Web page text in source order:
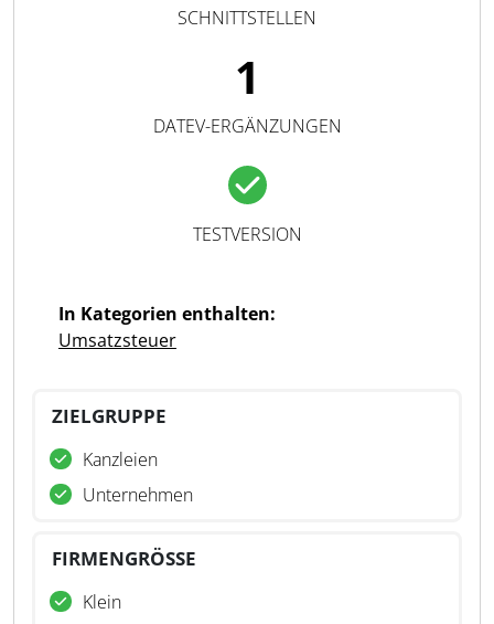
SCHNITTSTELLEN
1
DATEV-ERGÄNZUNGEN
TESTVERSION
In Kategorien enthalten:
Umsatzsteuer
ZIELGRUPPE
Kanzleien
Unternehmen
FIRMENGRÖSSE
Klein